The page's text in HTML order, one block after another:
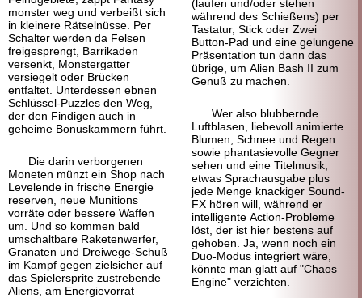
monster weg und verbeißt sich
in kleinere Rätselnüsse. Per
Schalter werden da Felsen
freigesprengt, Barrikaden
versenkt, Monstergatter
versiegelt oder Brücken
entfaltet. Unterdessen ebnen
Schlüssel-Puzzles den Weg,
der den Findigen auch in
geheime Bonuskammern führt.
Die darin verborgenen
Moneten münzt ein Shop nach
Levelende in frische Energie
reserven, neue Munitions
vorräte oder bessere Waffen
um. Und so kommen bald
umschaltbare Raketenwerfer,
Granaten und Dreiwege-Schuß
im Kampf gegen zielsicher auf
das Spielersprite zustrebende
Aliens, am Energievorrat
(laufen und/oder stehen
während des Schießens) per
Tastatur, Stick oder Zwei
Button-Pad und eine gelungene
Präsentation tun dann das
übrige, um Alien Bash II zum
Genuß zu machen.
Wer also blubbernde
Luftblasen, liebevoll animierte
Blumen, Schnee und Regen
sowie phantasievolle Gegner
sehen und eine Titelmusik,
etwas Sprachausgabe plus
jede Menge knackiger Sound-
FX hören will, während er
intelligente Action-Probleme
löst, der ist hier bestens auf
gehoben. Ja, wenn noch ein
Duo-Modus integriert wäre,
könnte man glatt auf "Chaos
Engine" verzichten.